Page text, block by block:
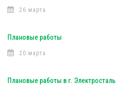
26 марта
Плановые работы
20 марта
Плановые работы в г. Электросталь